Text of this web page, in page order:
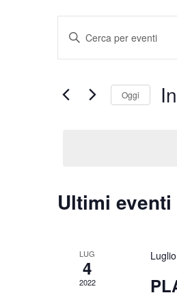
Eventi
Ricerca
e
Navigazione
Inserisci
Parola
Chiave.
Eventi
Oggi
Ultimi
LUG
4
2022